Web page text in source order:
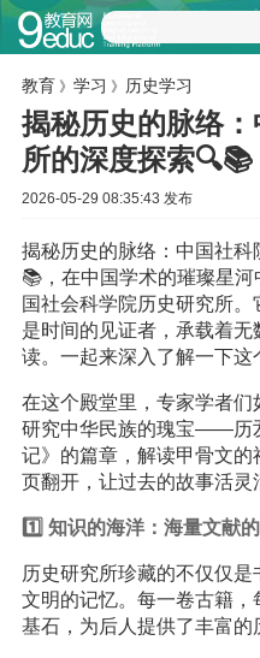
教育 》 学习 》 历史学习
揭秘历史的脉络
所的深度探索🔍📚
2026-05-29 08:35:43 发布
揭秘历史的脉络：中国社
📚，在中国学术的璀璨星
国社会科学院历史研究所
是时间的见证者，承载着
读。一起来深入了解一下这
在这个殿堂里，专家学者
研究中华民族的瑰宝——历
记》的篇章，解读甲骨文
页翻开，让过去的故事活灵
1️⃣ 知识的海洋：海量文献
历史研究所珍藏的不仅仅
文明的记忆。每一卷古籍
基石，为后人提供了丰富的